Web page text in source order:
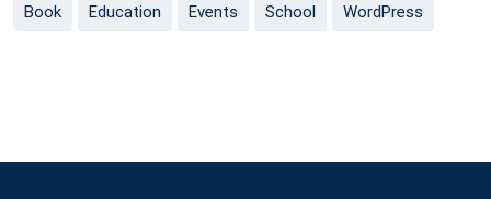
Book Education Events School WordPress